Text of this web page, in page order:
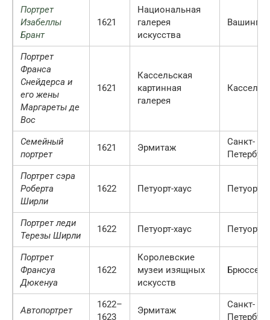
Портрет
Изабеллы
Брант
1621
Национальная
галерея
искусства
Портрет
Франса
Снейдерса и
его жены
Маргареты де
Вос
1621
Кассельская
картинная
галерея
Кассель
Семейный
портрет
1621 Эрмитаж
Санкт-
Петербург
Портрет сэра
Роберта
Ширли
1622 Петуорт-хаус Петуорт
Портрет леди
Терезы Ширли
1622 Петуорт-хаус Петуорт
Портрет
Франсуа
Дюкенуа
1622
Королевские
музеи изящных
искусств
Брюссель
Автопортрет
1622–
1623
Эрмитаж
Санкт-
Петербург